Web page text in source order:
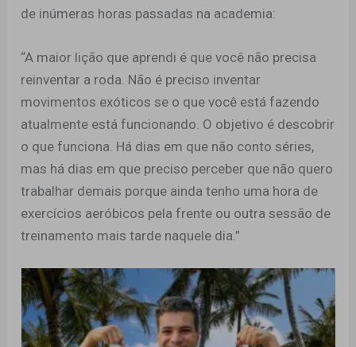
de inúmeras horas passadas na academia:
“A maior lição que aprendi é que você não precisa
reinventar a roda. Não é preciso inventar
movimentos exóticos se o que você está fazendo
atualmente está funcionando. O objetivo é descobrir
o que funciona. Há dias em que não conto séries,
mas há dias em que preciso perceber que não quero
trabalhar demais porque ainda tenho uma hora de
exercícios aeróbicos pela frente ou outra sessão de
treinamento mais tarde naquele dia.”